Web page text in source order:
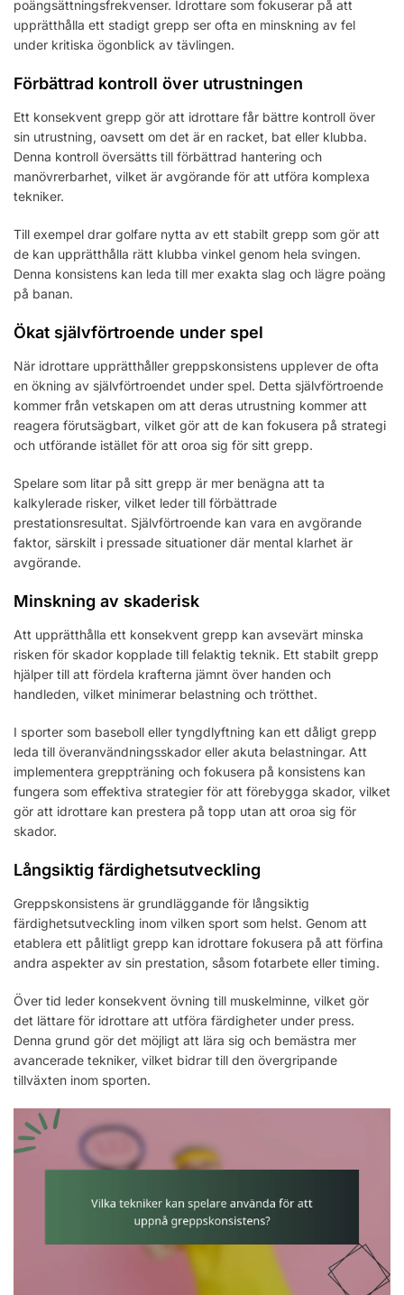
poängsättningsfrekvenser. Idrottare som fokuserar på att
upprätthålla ett stadigt grepp ser ofta en minskning av fel
under kritiska ögonblick av tävlingen.
Förbättrad kontroll över utrustningen
Ett konsekvent grepp gör att idrottare får bättre kontroll över
sin utrustning, oavsett om det är en racket, bat eller klubba.
Denna kontroll översätts till förbättrad hantering och
manövrerbarhet, vilket är avgörande för att utföra komplexa
tekniker.
Till exempel drar golfare nytta av ett stabilt grepp som gör att
de kan upprätthålla rätt klubba vinkel genom hela svingen.
Denna konsistens kan leda till mer exakta slag och lägre poäng
på banan.
Ökat självförtroende under spel
När idrottare upprätthåller greppskonsistens upplever de ofta
en ökning av självförtroendet under spel. Detta självförtroende
kommer från vetskapen om att deras utrustning kommer att
reagera förutsägbart, vilket gör att de kan fokusera på strategi
och utförande istället för att oroa sig för sitt grepp.
Spelare som litar på sitt grepp är mer benägna att ta
kalkylerade risker, vilket leder till förbättrade
prestationsresultat. Självförtroende kan vara en avgörande
faktor, särskilt i pressade situationer där mental klarhet är
avgörande.
Minskning av skaderisk
Att upprätthålla ett konsekvent grepp kan avsevärt minska
risken för skador kopplade till felaktig teknik. Ett stabilt grepp
hjälper till att fördela krafterna jämnt över handen och
handleden, vilket minimerar belastning och trötthet.
I sporter som baseboll eller tyngdlyftning kan ett dåligt grepp
leda till överanvändningsskador eller akuta belastningar. Att
implementera greppträning och fokusera på konsistens kan
fungera som effektiva strategier för att förebygga skador, vilket
gör att idrottare kan prestera på topp utan att oroa sig för
skador.
Långsiktig färdighetsutveckling
Greppskonsistens är grundläggande för långsiktig
färdighetsutveckling inom vilken sport som helst. Genom att
etablera ett pålitligt grepp kan idrottare fokusera på att förfina
andra aspekter av sin prestation, såsom fotarbete eller timing.
Över tid leder konsekvent övning till muskelminne, vilket gör
det lättare för idrottare att utföra färdigheter under press.
Denna grund gör det möjligt att lära sig och bemästra mer
avancerade tekniker, vilket bidrar till den övergripande
tillväxten inom sporten.